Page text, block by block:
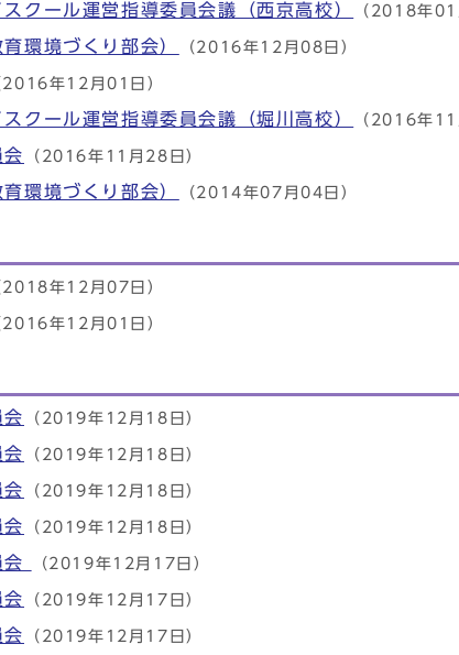
クール運営指導委員会議（西京高校） （2018年01
環境づくり部会） （2016年12月08日）
2016年12月01日）
クール運営指導委員会議（堀川高校） （2016年11
（2016年11月28日）
環境づくり部会） （2014年07月04日）
2018年12月07日）
2016年12月01日）
（2019年12月18日）
（2019年12月18日）
（2019年12月18日）
（2019年12月18日）
会 （2019年12月17日）
（2019年12月17日）
（2019年12月17日）